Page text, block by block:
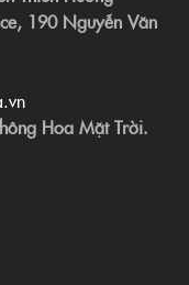
190 Nguyễn Văn
Hoa Mặt Trời.